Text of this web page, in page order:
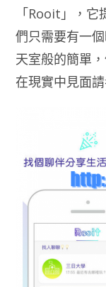
「Rooit」，
們只需要有一
天室般的簡單
在現實中見面